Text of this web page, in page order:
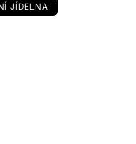
JÍDELNA